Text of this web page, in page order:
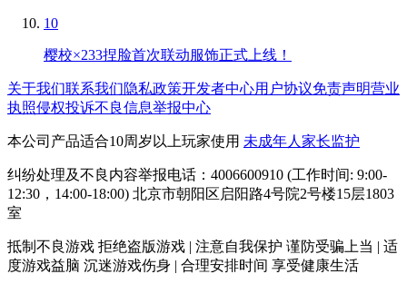
10
樱校×233捏脸首次联动服饰正式上线！
关于我们联系我们隐私政策开发者中心用户协议免责声明营业
执照侵权投诉不良信息举报中心
本公司产品适合10周岁以上玩家使用 未成年人家长监护
纠纷处理及不良内容举报电话：4006600910 (工作时间: 9:00-
12:30，14:00-18:00) 北京市朝阳区启阳路4号院2号楼15层1803
室
抵制不良游戏 拒绝盗版游戏 | 注意自我保护 谨防受骗上当 | 适
度游戏益脑 沉迷游戏伤身 | 合理安排时间 享受健康生活